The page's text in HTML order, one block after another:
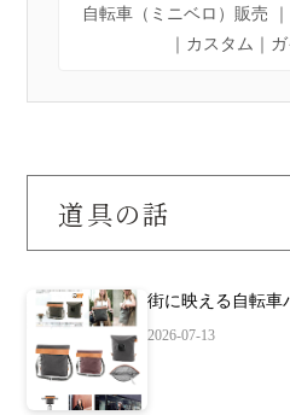
自転車（ミニベロ）販売
｜カスタム｜
道具の話
街に映える自転車
2026-07-13